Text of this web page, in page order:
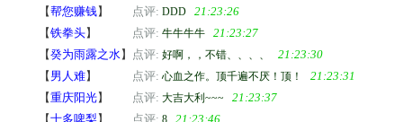
【帮您赚钱】 点评: DDD
21:23:26
【铁拳头】 点评: 牛牛牛牛
21:23:27
【癸为雨露之水 】 点评: 好啊，，不错、、、、
21:23:30
【 男人难】 点评: 心血之作。顶千遍不厌！顶！
21:23:31
【重庆阳光】 点评: 大吉大利~~~
21:23:37
【士多啤梨】 点评: 8
21:23:46